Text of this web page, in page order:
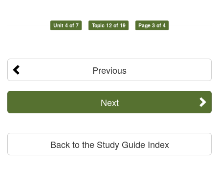
Unit 4 of 7 Topic 12 of 19 Page 3 of 4
Previous
Next
Back to the Study Guide Index